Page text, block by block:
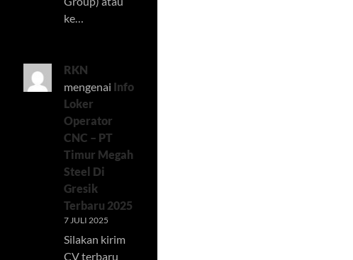
ke…
RKN
mengenai Info
Loker
Operator
CNC – PT
Timur Megah
Steel Di
Gresik
Terbaru 2025
7 JULI 2025
Silakan kirim
CV terbaru